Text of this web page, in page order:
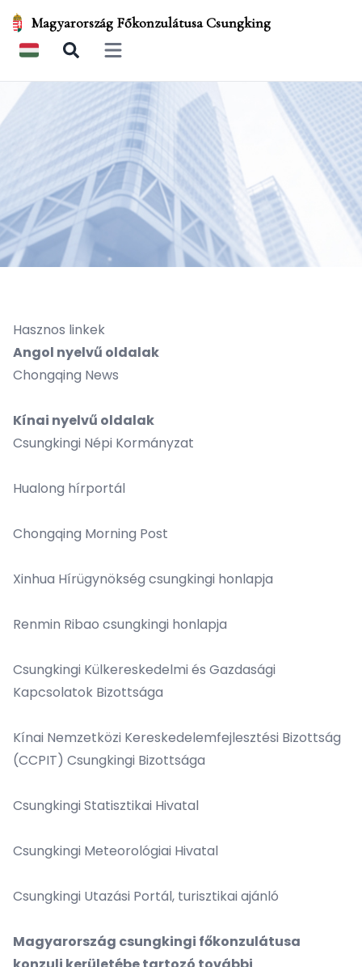
Magyarország Főkonzulátusa Csungking
Open main menu
Hasznos linkek
Angol nyelvű oldalak
Chongqing News
Kínai nyelvű oldalak
Csungkingi Népi Kormányzat
Hualong hírportál
Chongqing Morning Post
Xinhua Hírügynökség csungkingi honlapja
Renmin Ribao csungkingi honlapja
Csungkingi Külkereskedelmi és Gazdasági
Kapcsolatok Bizottsága
Kínai Nemzetközi Kereskedelemfejlesztési Bizottság
(CCPIT) Csungkingi Bizottsága
Csungkingi Statisztikai Hivatal
Csungkingi Meteorológiai Hivatal
Csungkingi Utazási Portál, turisztikai ajánló
Magyarország csungkingi főkonzulátusa